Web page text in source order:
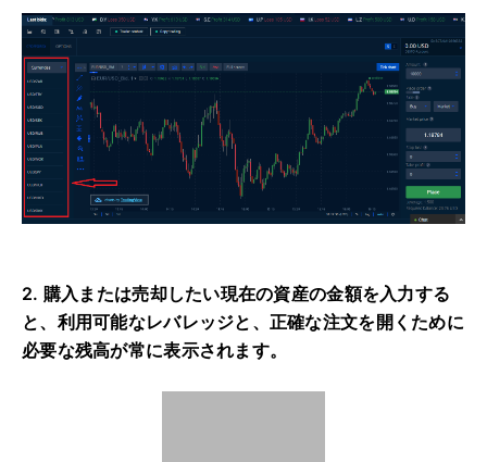
2. 購入または売却したい現在の資産の金額を入力する
と、利用可能なレバレッジと、正確な注文を開くために
必要な残高が常に表示されます。